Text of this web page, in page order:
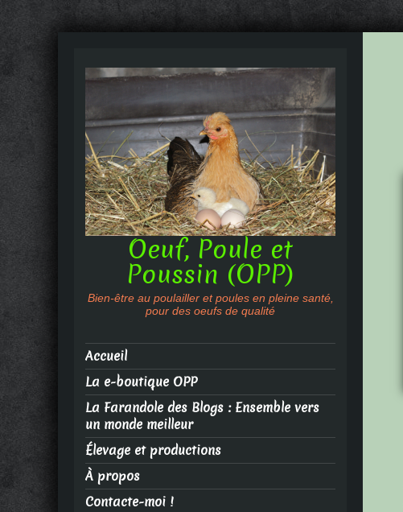
Oeuf, Poule et
Poussin (OPP)
Bien-être au poulailler et poules en pleine santé,
pour des oeufs de qualité
Accueil
La e-boutique OPP
La Farandole des Blogs : Ensemble vers
un monde meilleur
Élevage et productions
À propos
Contacte-moi !